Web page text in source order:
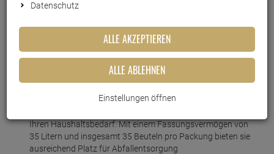
Gut & Günstig Müllbeutel
35L/35 Beutel
Artikel-Nummer:10017449
Ihren Haushaltsbedarf. Mit einem Fassungsvermögen von
35 Litern und insgesamt 35 Beuteln pro Packung bieten sie
ausreichend Platz für Abfallentsorgung
Datenschutz
ALLE AKZEPTIEREN
ALLE ABLEHNEN
Einstellungen öffnen